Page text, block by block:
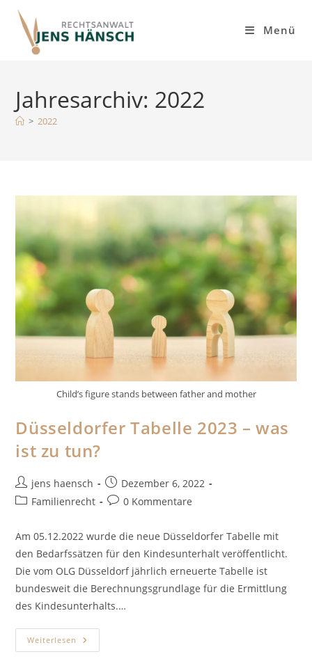
springen
Zum
Inhalt
springen
Menü
Jahresarchiv: 2022
> 2022
Child’s figure stands between father and mother
Düsseldorfer Tabelle 2023 – was
ist zu tun?
Beitrags-
Autor:
jens haensch
Beitrag
veröffentlicht:
Dezember 6, 2022
Beitrags-
Familienrecht
Beitrags-
0 Kommentare
Am 05.12.2022 wurde die neue Düsseldorfer Tabelle mit
den Bedarfssätzen für den Kindesunterhalt veröffentlicht.
Die vom OLG Düsseldorf jährlich erneuerte Tabelle ist
bundesweit die Berechnungsgrundlage für die Ermittlung
des Kindesunterhalts.…
Weiterlesen Düsseldorfer
Tabelle